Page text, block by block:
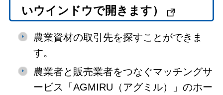
いウインドウで開きます）
農業資材の取引先を探すことができま
す。
農業者と販売業者をつなぐマッチングサ
ービス「AGMIRU（アグミル）」のホー